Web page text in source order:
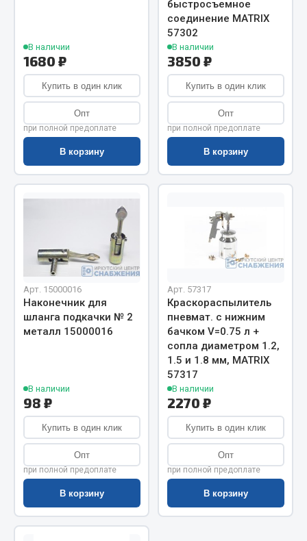
Цепи подъёмные
Весь раздел
РТИ
Лента конвейерная
Прокладки
Показать ещё
Весь раздел
Автомобильная электрика
Автолампы
Блоки реле и предохранителей
Вилки нагрузочные
Выключатели и переключатели клавишные
Выключатели кнопочные
Выключатель массы
В наличии
1680 ₽
Купить в один клик
Опт
при полной предоплате
В корзину
быстросъемное
соединение MATRIX
57302
В наличии
3850 ₽
Купить в один клик
Опт
при полной предоплате
В корзину
Арт. 15000016
Наконечник для
шланга подкачки № 2
металл 15000016
В наличии
98 ₽
Купить в один клик
Опт
при полной предоплате
В корзину
Арт. 57317
Краскораспылитель
пневмат. с нижним
бачком V=0.75 л +
сопла диаметром 1.2,
1.5 и 1.8 мм, MATRIX
57317
В наличии
2270 ₽
Купить в один клик
Опт
при полной предоплате
В корзину